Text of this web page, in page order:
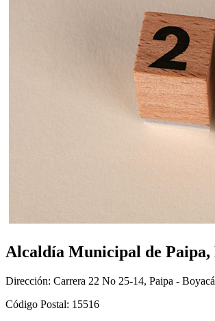
Alcaldía Municipal de Paipa,
Dirección: Carrera 22 No 25-14, Paipa - Boyacá
Código Postal: 15516